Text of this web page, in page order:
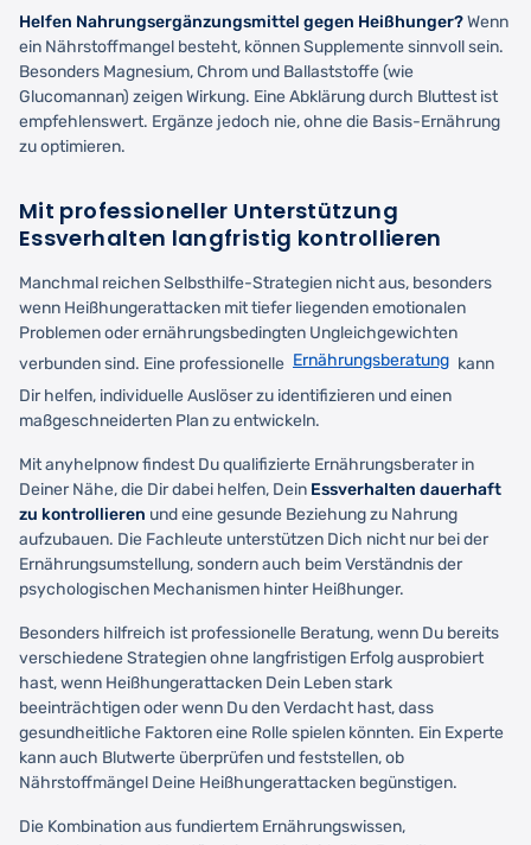
Helfen Nahrungsergänzungsmittel gegen Heißhunger?Wenn
ein Nährstoffmangel besteht, können Supplemente sinnvoll sein.
Besonders Magnesium, Chrom und Ballaststoffe (wie
Glucomannan) zeigen Wirkung. Eine Abklärung durch Bluttest ist
empfehlenswert. Ergänze jedoch nie, ohne die Basis-Ernährung
zu optimieren.
Mit professioneller Unterstützung
Essverhalten langfristig kontrollieren
Manchmal reichen Selbsthilfe-Strategien nicht aus, besonders
wenn Heißhungerattacken mit tiefer liegenden emotionalen
Problemen oder ernährungsbedingten Ungleichgewichten
verbunden sind. Eine professionelle Ernährungsberatung kann
Dir helfen, individuelle Auslöser zu identifizieren und einen
maßgeschneiderten Plan zu entwickeln.
Mit anyhelpnow findest Du qualifizierte Ernährungsberater in
Deiner Nähe, die Dir dabei helfen, Dein Essverhalten dauerhaft
zu kontrollieren und eine gesunde Beziehung zu Nahrung
aufzubauen. Die Fachleute unterstützen Dich nicht nur bei der
Ernährungsumstellung, sondern auch beim Verständnis der
psychologischen Mechanismen hinter Heißhunger.
Besonders hilfreich ist professionelle Beratung, wenn Du bereits
verschiedene Strategien ohne langfristigen Erfolg ausprobiert
hast, wenn Heißhungerattacken Dein Leben stark
beeinträchtigen oder wenn Du den Verdacht hast, dass
gesundheitliche Faktoren eine Rolle spielen könnten. Ein Experte
kann auch Blutwerte überprüfen und feststellen, ob
Nährstoffmängel Deine Heißhungerattacken begünstigen.
Die Kombination aus fundiertem Ernährungswissen,